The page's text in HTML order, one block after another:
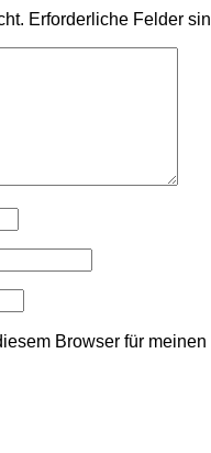
Erforderliche Felder
Browser für